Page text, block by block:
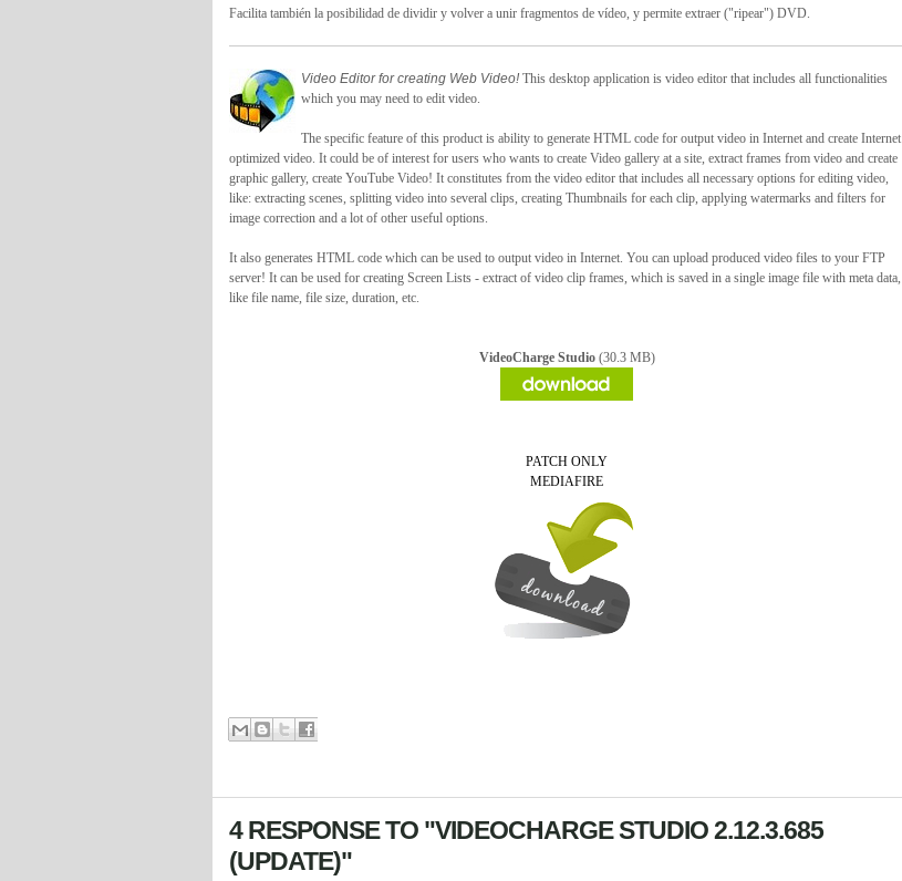
Facilita también la posibilidad de dividir y volver a unir fragmentos de vídeo, y permite extraer ("ripear") DVD.
Video Editor for creating Web Video! This desktop application is video editor that includes all functionalities
which you may need to edit video.
The specific feature of this product is ability to generate HTML code for output video in Internet and create Internet
optimized video. It could be of interest for users who wants to create Video gallery at a site, extract frames from video and create
graphic gallery, create YouTube Video! It constitutes from the video editor that includes all necessary options for editing video,
like: extracting scenes, splitting video into several clips, creating Thumbnails for each clip, applying watermarks and filters for
image correction and a lot of other useful options.
It also generates HTML code which can be used to output video in Internet. You can upload produced video files to your FTP
server! It can be used for creating Screen Lists - extract of video clip frames, which is saved in a single image file with meta data,
like file name, file size, duration, etc.
VideoCharge Studio (30.3 MB)
PATCH ONLY
MEDIAFIRE
4 RESPONSE TO "VIDEOCHARGE STUDIO 2.12.3.685
(UPDATE)"